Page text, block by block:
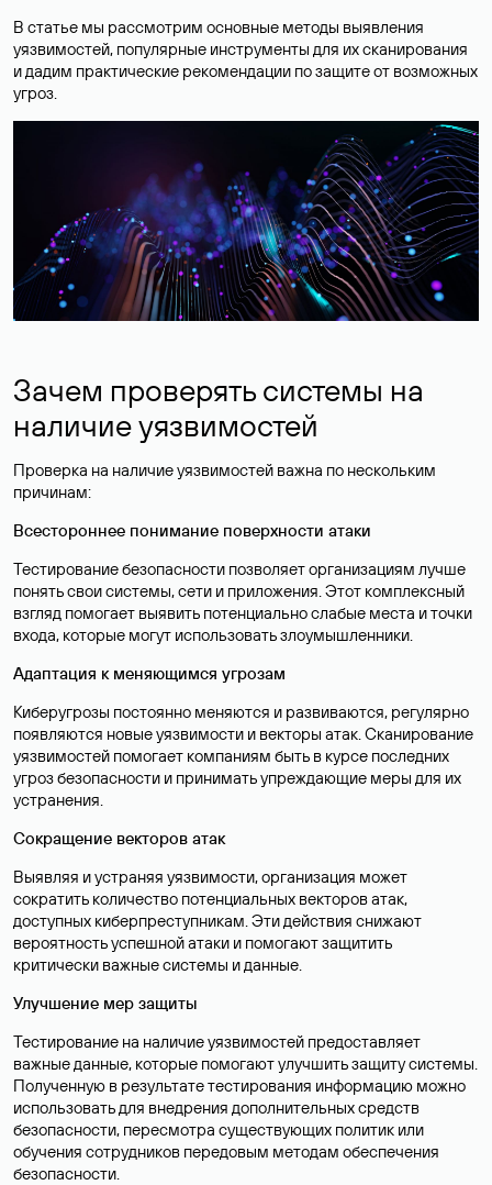
В статье мы рассмотрим основные методы выявления
уязвимостей, популярные инструменты для их сканирования
и дадим практические рекомендации по защите от возможных
угроз.
Зачем проверять системы на
наличие уязвимостей
Проверка на наличие уязвимостей важна по нескольким
причинам:
Всестороннее понимание поверхности атаки
Тестирование безопасности позволяет организациям лучше
понять свои системы, сети и приложения. Этот комплексный
взгляд помогает выявить потенциально слабые места и точки
входа, которые могут использовать злоумышленники.
Адаптация к меняющимся угрозам
Киберугрозы постоянно меняются и развиваются, регулярно
появляются новые уязвимости и векторы атак. Сканирование
уязвимостей помогает компаниям быть в курсе последних
угроз безопасности и принимать упреждающие меры для их
устранения.
Сокращение векторов атак
Выявляя и устраняя уязвимости, организация может
сократить количество потенциальных векторов атак,
доступных киберпреступникам. Эти действия снижают
вероятность успешной атаки и помогают защитить
критически важные системы и данные.
Улучшение мер защиты
Тестирование на наличие уязвимостей предоставляет
важные данные, которые помогают улучшить защиту системы.
Полученную в результате тестирования информацию можно
использовать для внедрения дополнительных средств
безопасности, пересмотра существующих политик или
обучения сотрудников передовым методам обеспечения
безопасности.